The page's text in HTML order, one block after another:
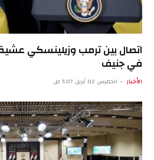
اتصال بين ترمب وزيلينسكي
في جنيف
الأخبار الخميس 02 أبريل 5:07 ص